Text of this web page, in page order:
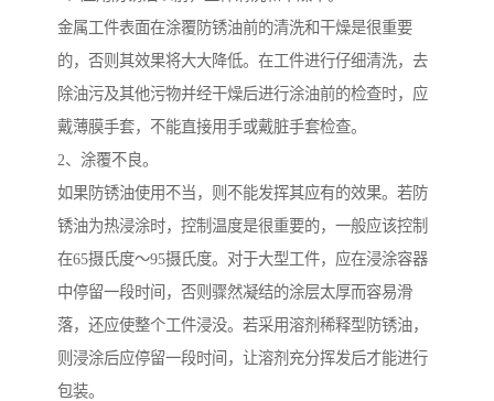
金属工件表面在涂覆防锈油前的清洗和干燥是很重要
的，否则其效果将大大降低。在工件进行仔细清洗，去
除油污及其他污物并经干燥后进行涂油前的检查时，应
戴薄膜手套，不能直接用手或戴脏手套检查。
2、涂覆不良。
如果防锈油使用不当，则不能发挥其应有的效果。若防
锈油为热浸涂时，控制温度是很重要的，一般应该控制
在65摄氏度～95摄氏度。对于大型工件，应在浸涂容器
中停留一段时间，否则骤然凝结的涂层太厚而容易滑
落，还应使整个工件浸没。若采用溶剂稀释型防锈油，
则浸涂后应停留一段时间，让溶剂充分挥发后才能进行
包装。